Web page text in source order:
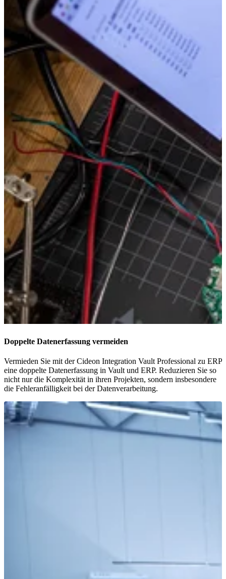
Doppelte Datenerfassung vermeiden
Vermieden Sie mit der Cideon Integration Vault Professional zu ERP
eine doppelte Datenerfassung in Vault und ERP. Reduzieren Sie so
nicht nur die Komplexität in ihren Projekten, sondern insbesondere
die Fehleranfälligkeit bei der Datenverarbeitung.